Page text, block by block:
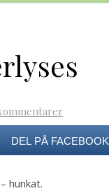
DEL PÅ FACEBOOK
hunkat.